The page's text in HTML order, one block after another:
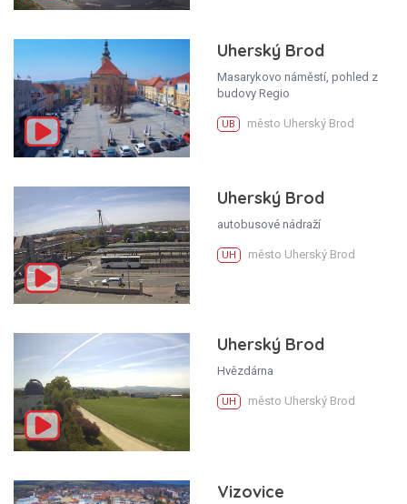
Uherský Brod
Masarykovo náměstí, pohled z
budovy Regio
UB město Uherský Brod
Uherský Brod
autobusové nádraží
UH město Uherský Brod
Uherský Brod
Hvězdárna
UH město Uherský Brod
Vizovice